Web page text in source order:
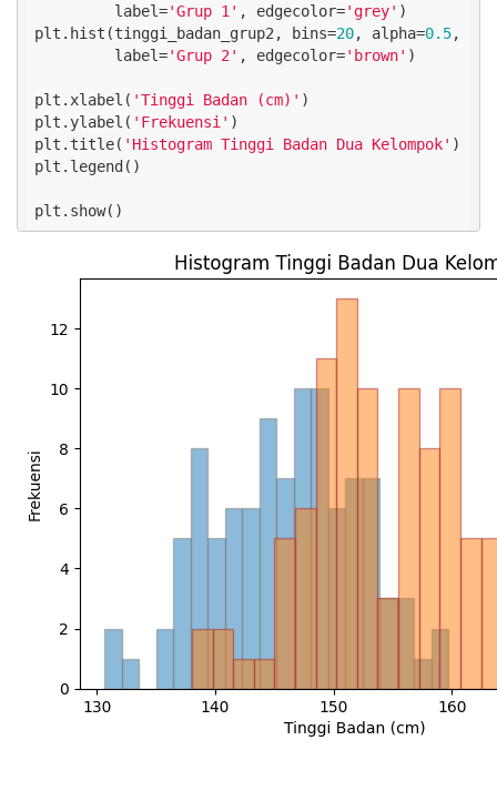
         label=
'Grup 1' , edgecolor='grey' )
plt.hist(tinggi_badan_grup2, bins=20, alpha=0.5,
         label=
'Grup 2' , edgecolor='brown' )
plt.xlabel( 'Tinggi Badan (cm)' )
plt.ylabel( 'Frekuensi' )
plt.title( 'Histogram Tinggi Badan Dua Kelompok' )
plt.legend()
plt.show()